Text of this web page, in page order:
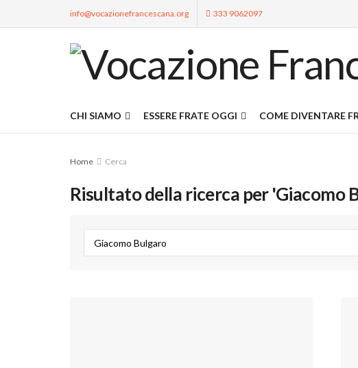
info@vocazionefrancescana.org 333 9062097
CHI SIAMO ESSERE FRATE OGGI COME DIVENTARE
Home Cerca
Risultato della ricerca per 'Giacomo